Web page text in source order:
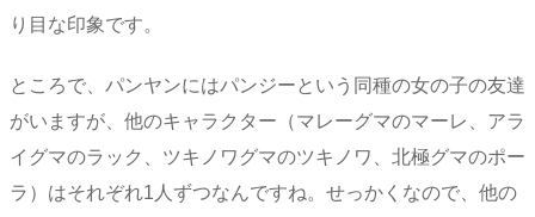
り目な印象です。
ところで、パンヤンにはパンジーという同種の女の子の友達
がいますが、他のキャラクター（マレーグマのマーレ、アラ
イグマのラック、ツキノワグマのツキノワ、北極グマのポー
ラ）はそれぞれ1人ずつなんですね。せっかくなので、他の